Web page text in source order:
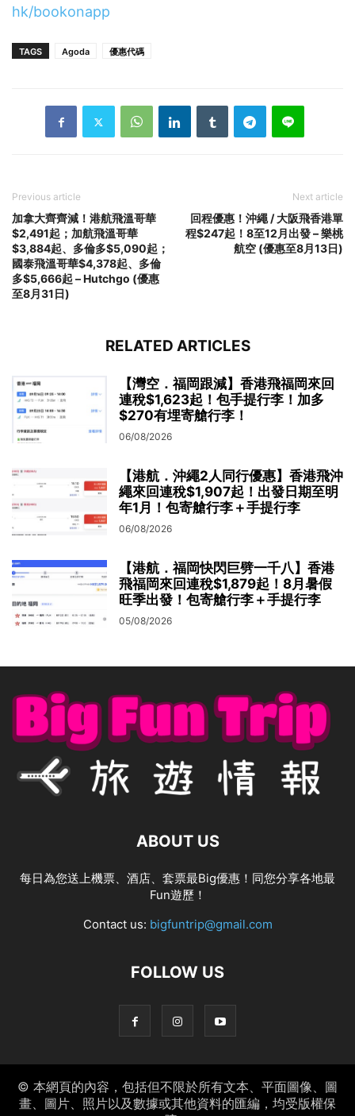
hk/bookonapp
TAGS Agoda 優惠代碼
Previous article
加拿大齊齊減！港航飛溫哥華
$2,491起；加航飛溫哥華
$3,884起、多倫多$5,090起；
國泰飛溫哥華$4,378起、多倫
多$5,666起 – Hutchgo (優惠
至8月31日)
Next article
回程優惠！沖繩 / 大阪飛香港單
程$247起！8至12月出發 – 樂桃
航空 (優惠至8月13日)
RELATED ARTICLES
【灣空．福岡跟減】香港飛福岡來回
連稅$1,623起！包手提行李！加多
$270有埋寄艙行李！
06/08/2026
【港航．沖繩2人同行優惠】香港飛沖
繩來回連稅$1,907起！出發日期至明
年1月！包寄艙行李＋手提行李
06/08/2026
【港航．福岡快閃巨劈一千八】香港
飛福岡來回連稅$1,879起！8月暑假
旺季出發！包寄艙行李＋手提行李
05/08/2026
ABOUT US
每日為您送上機票、酒店、套票最Big優惠！同您分享各地最
Fun遊歷！
Contact us: bigfuntrip@gmail.com
FOLLOW US
© 本網頁的內容，包括但不限於所有文本、平面圖像、圖
畫、圖片、照片以及數據或其他資料的匯編，均受版權保